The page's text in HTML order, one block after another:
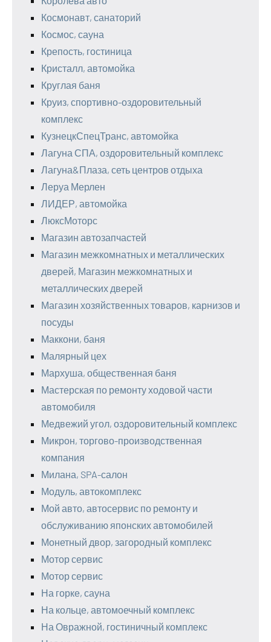
Космонавт, санаторий
Космос, сауна
Крепость, гостиница
Кристалл, автомойка
Круглая баня
Круиз, спортивно-оздоровительный
комплекс
КузнецкСпецТранс, автомойка
Лагуна СПА, оздоровительный комплекс
Лагуна&Плаза, сеть центров отдыха
Леруа Мерлен
ЛИДЕР, автомойка
ЛюксМоторс
Магазин автозапчастей
Магазин межкомнатных и металлических
дверей, Магазин межкомнатных и
металлических дверей
Магазин хозяйственных товаров, карнизов и
посуды
Маккони, баня
Малярный цех
Мархуша, общественная баня
Мастерская по ремонту ходовой части
автомобиля
Медвежий угол, оздоровительный комплекс
Микрон, торгово-производственная
компания
Милана, SPA-салон
Модуль, автокомплекс
Мой авто, автосервис по ремонту и
обслуживанию японских автомобилей
Монетный двор, загородный комплекс
Мотор сервис
Мотор сервис
На горке, сауна
На кольце, автомоечный комплекс
На Овражной, гостиничный комплекс